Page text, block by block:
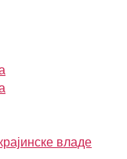
владе